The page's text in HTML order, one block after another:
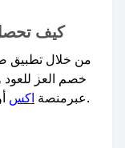
كيف
من خلال تطبيق
خصم العز للعود
عبرمنصة اكس أو البريد الإلكتروني وسنضيفه لك بسرعة.​